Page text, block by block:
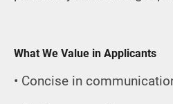
What We Value in Applicants
• Concise in